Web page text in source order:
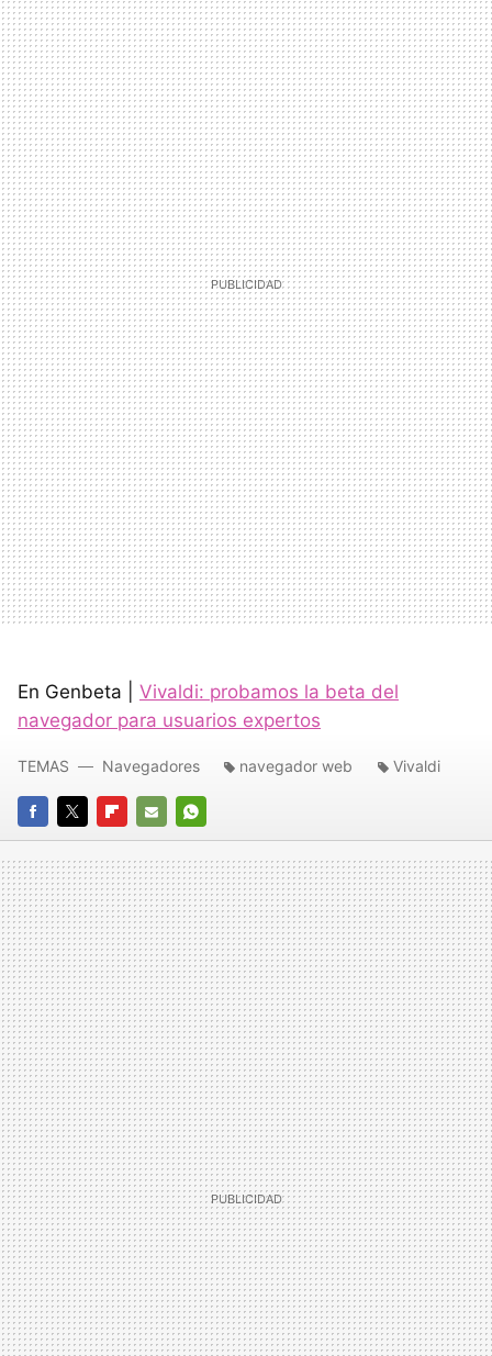
En Genbeta | Vivaldi: probamos la beta del
navegador para usuarios expertos
FACEBOOK
TWITTERFLIPBOARD
E-
MAIL
WHATSAPP
TEMAS Navegadores navegador web Vivaldi